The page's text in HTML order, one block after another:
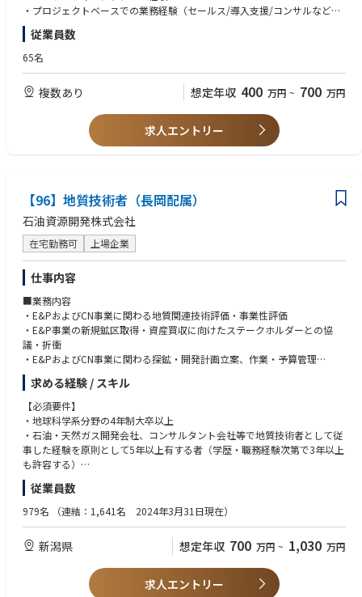
・セールスやプロジェクトに関わる各種資料作成
・オペレーション各種の合理化、効率化
・新規自治体の開拓、既存顧客のフォローアップ
・入社時に、ご希望と弊社の期待値をすり合わせ取り組んでいただきま
・電力業界の知見を資料やメンバー、取締役からインプット。
（業界知見がなくとも、早期にキャチアップ、独り立ちができる体制をと
・プロジェクトベースでの業務経験（セールス/導入支援/コンサルなど）
【歓迎スキル】
・官公庁/自治体向け営業やプロジェクト経験
・提案資料作成やプレゼンテーションスキル
【求める人物像】
・ミッション、バリューに共感し、事業成長を“自分ごと”として楽しめる
喜びを感じられる方
・完全リモート環境でも自律的に行動し、質の高いコミュニケーションを
取れる方
従業員数
65名
複数あり 想定年収 400 万円 ~ 700 万円
求人エントリー
【96】地質技術者（長岡配属）
石油資源開発株式会社
在宅勤務可 上場企業
仕事内容
■業務内容
・E&PおよびCN事業に関わる地質関連技術評価・事業性評価
・E&P事業の新規鉱区取得・資産買収に向けたステークホルダーとの協
議・折衝
・E&PおよびCN事業に関わる探鉱・開発計画立案、作業・予算管理
・E&PおよびCN事業に関わる地質評価技術開発
■配属部署
国内・海外において地質関連技術評価業務を担当・遂行する部署（当社都
合や適性に応じて下記部署を候補とする）
・海外事業本部（部署未定）
・国内CN事業本部 貯留部
※総合職採用のため、将来、転勤（海外駐在含む）や出向の可能性があり
ます。
当社は日本における石油・天然ガスの上流事業開発のリーディングカンパ
売を展開するE&P事業をコアビジネスとしてきましたが、総合エネルギー
企業として新たな事業の柱として低炭素化・脱炭素化の実現に貢献するCC
求める経験 / スキル
【必須要件】
・地球科学系分野の4年制大卒以上
・石油・天然ガス開発会社、コンサルタント会社等で地質技術者として従
事した経験を原則として5年以上有する者（学歴・職務経験次第で3年以上
も許容する）
・地質構造解釈、石油システム評価、地質リスク評価、資源量・埋蔵量評
価の経験を有する者
・ビジネスレベルの英語コミュニケーションスキル、英文資料・文書のレ
【歓迎要件】
・海外E&P事業に関わる案件の石油地質関連技術評価、事業性・経済性評
価、プロジェクトマネージメント、海外駐在の経験を有する者
従業員数
979名 （連結：1,641名 2024年3月31日現在）
新潟県 想定年収 700 万円 ~ 1,030 万円
求人エントリー